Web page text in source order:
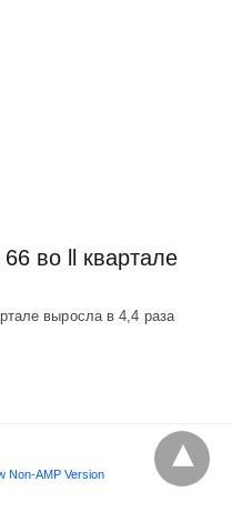
во ll квартале
выросла в 4,4 раза
Non-AMP Version